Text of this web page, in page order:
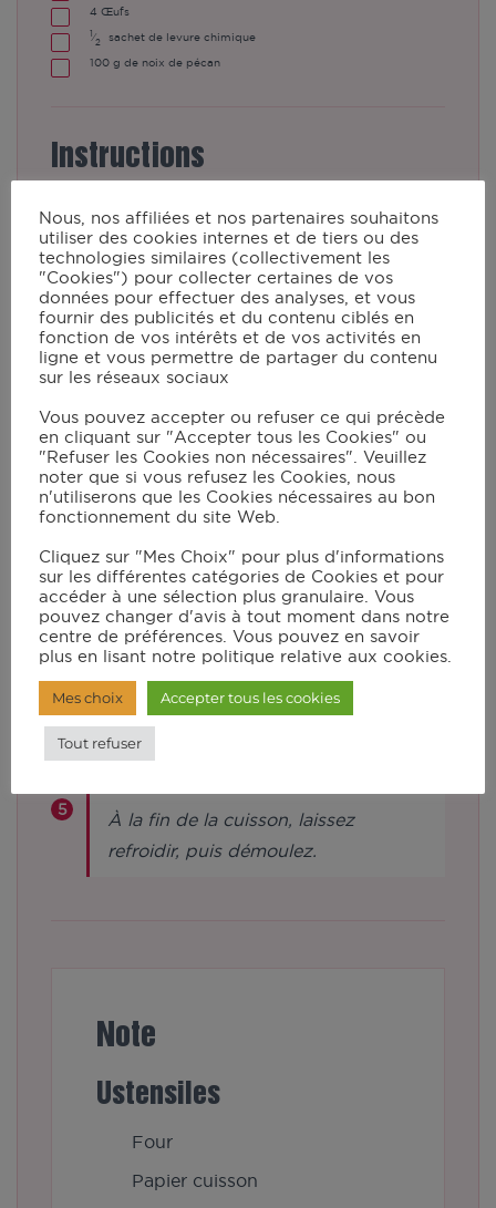
4 Œufs
1⁄2 sachet de levure chimique
100 g de noix de pécan
Instructions
Préchauffez le four à 180°C (th. 6).
Mettez le beurre et le chocolat
coupés en morceaux dans le robot
muni du couteau pour
45°C pendant 10 min.
Raclez les bords du bol et ajoutez le
sucre, la farine, les œufs, la levure et
les noix de pécan. Lancez le
programme pâte P3 pour 3 min 40s.
Tapissez un moule carré de papier
cuisson. Versez-y la pâte et
enfournez pendant 20 à 30 min
environ.
À la fin de la cuisson, laissez
refroidir, puis démoulez.
Note
Ustensiles
Four
Papier cuisson
Nous, nos affiliées et nos partenaires souhaitons
utiliser des cookies internes et de tiers ou des
technologies similaires (collectivement les
"Cookies") pour collecter certaines de vos
données pour effectuer des analyses, et vous
fournir des publicités et du contenu ciblés en
fonction de vos intérêts et de vos activités en
ligne et vous permettre de partager du contenu
sur les réseaux sociaux
Vous pouvez accepter ou refuser ce qui précède
en cliquant sur "Accepter tous les Cookies" ou
"Refuser les Cookies non nécessaires". Veuillez
noter que si vous refusez les Cookies, nous
n'utiliserons que les Cookies nécessaires au bon
fonctionnement du site Web.
Cliquez sur "Mes Choix" pour plus d'informations
sur les différentes catégories de Cookies et pour
accéder à une sélection plus granulaire. Vous
pouvez changer d'avis à tout moment dans notre
centre de préférences. Vous pouvez en savoir
plus en lisant notre politique relative aux cookies.
Mes choix Accepter tous les cookies
Tout refuser